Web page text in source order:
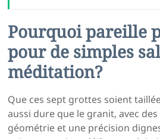
Pourquoi pareille
pour de simples
méditation?
Que ces sept grottes soient
aussi dure que le granit, avec
géométrie et une précision